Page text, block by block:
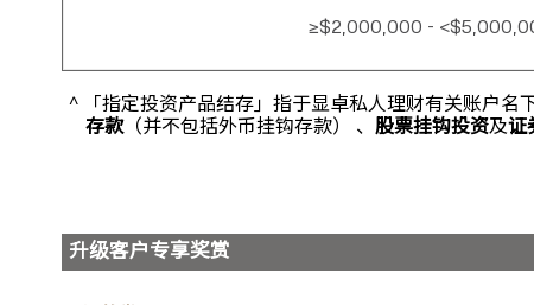
≥$2,000,000 -
^ 「指定投资产品结存」指于显卓私人理财有关账户名
存款（并不包括外币挂钩存款） 、 股票挂钩投资及证
升级客户专享奖赏